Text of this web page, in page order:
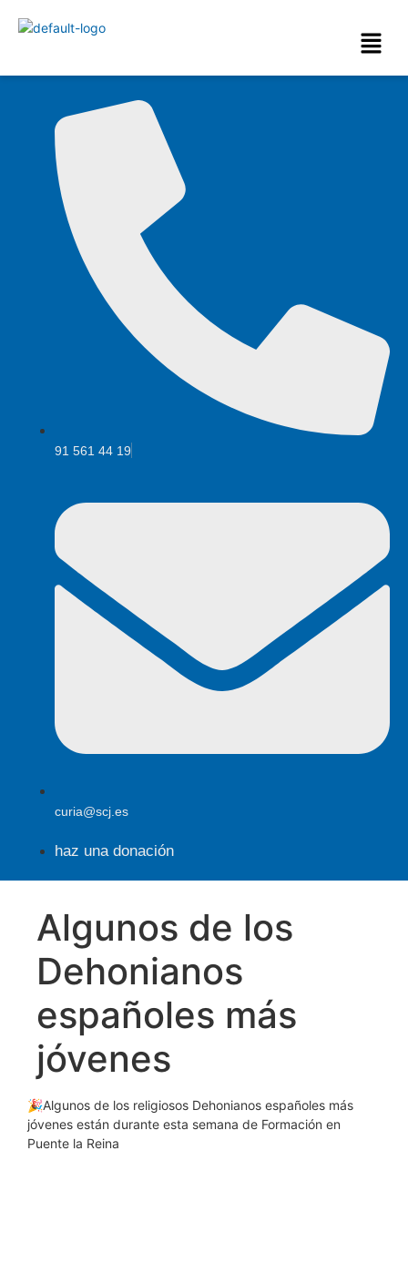
91 561 44 19
curia@scj.es
haz una donación
Algunos de los
Dehonianos
españoles más
jóvenes
🎉Algunos de los religiosos Dehonianos españoles más
jóvenes están durante esta semana de Formación en
Puente la Reina